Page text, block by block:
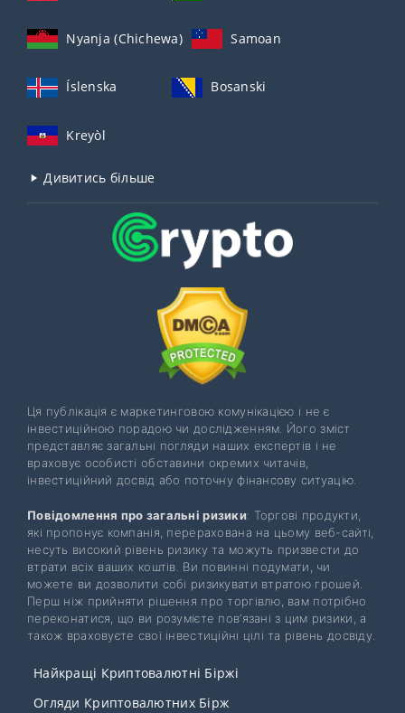
Nyanja (Chichewa) Samoan
Íslenska Bosanski
Kreyòl
Дивитись більше
Ця публікація є маркетинговою комунікацією і не є
інвестиційною порадою чи дослідженням. Його зміст
представляє загальні погляди наших експертів і не
враховує особисті обставини окремих читачів,
інвестиційний досвід або поточну фінансову ситуацію.
Повідомлення про загальні ризики: Торгові продукти,
які пропонує компанія, перерахована на цьому веб-сайті,
несуть високий рівень ризику та можуть призвести до
втрати всіх ваших коштів. Ви повинні подумати, чи
можете ви дозволити собі ризикувати втратою грошей.
Перш ніж прийняти рішення про торгівлю, вам потрібно
переконатися, що ви розумієте пов’язані з цим ризики, а
також враховуєте свої інвестиційні цілі та рівень досвіду.
Найкращі Криптовалютні Біржі
Огляди Криптовалютних Бірж